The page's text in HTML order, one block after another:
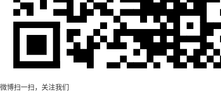
微博扫一扫，关注我们